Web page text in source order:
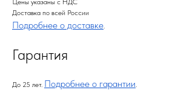
Цены указаны с НДС
Доставка по всей России
Подробнее о доставке.
Гарантия
До 25 лет. Подробнее о гарантии.